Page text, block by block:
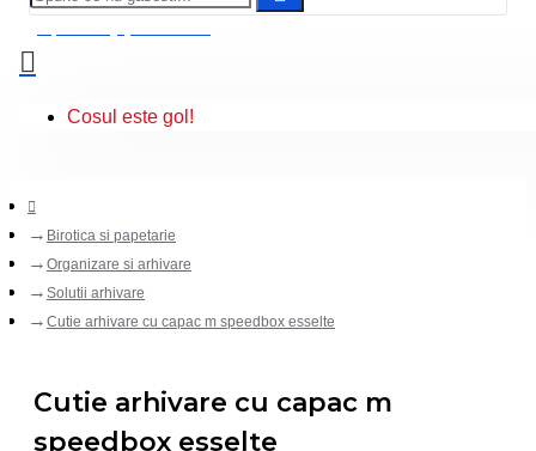
Cosul este gol!
Birotica si papetarie
Organizare si arhivare
Solutii arhivare
Cutie arhivare cu capac m speedbox esselte
Cutie arhivare cu capac m
speedbox esselte